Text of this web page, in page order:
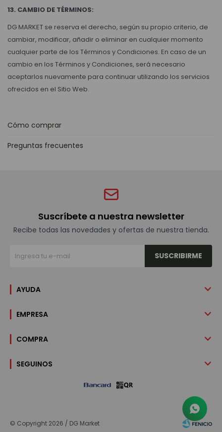
13. CAMBIO DE TÉRMINOS:
DG MARKET se reserva el derecho, según su propio criterio, de
cambiar, modificar, añadir o eliminar en cualquier momento
cualquier parte de los Términos y Condiciones. En caso de un
cambio en los Términos y Condiciones, será necesario
aceptarlos nuevamente para continuar utilizando los servicios
ofrecidos en el Sitio Web.
Cómo comprar
Preguntas frecuentes
Suscríbete a nuestra newsletter
Recibe todas las novedades y ofertas de nuestra tienda.
SUSCRIBIRME
AYUDA
EMPRESA
COMPRA
SEGUINOS
© Copyright 2026 / DG Market